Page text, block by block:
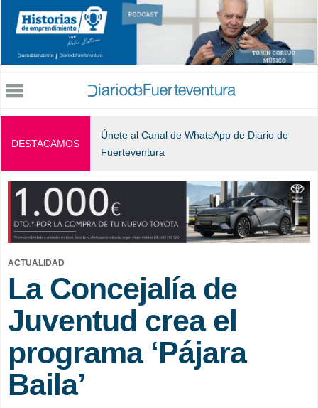
Jump to navigation
DESTACAMOS
Únete al Canal de WhatsApp de Diario de
Fuerteventura
ACTUALIDAD
La Concejalía de
Juventud crea el
programa ‘Pájara
Baila’